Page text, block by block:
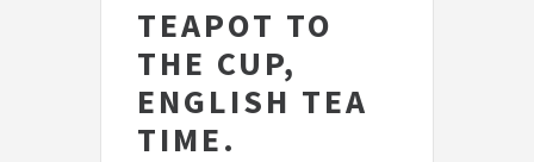
TEAPOT TO
THE CUP,
ENGLISH TEA
TIME.